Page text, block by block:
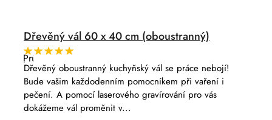
Dřevěný vál 60 x 40 cm (oboustranný)
Průměrné
hodnocení
produktu
je
5,0
z
5
Dřevěný oboustranný kuchyňský vál se práce nebojí!
Bude vašim každodenním pomocníkem při vaření i
pečení. A pomocí laserového gravírování pro vás
dokážeme vál proměnit v...